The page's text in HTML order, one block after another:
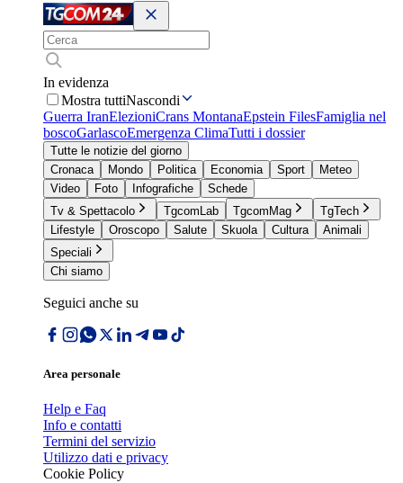
In evidenza
Mostra tuttiNascondi
Guerra IranElezioniCrans MontanaEpstein FilesFamiglia nel
boscoGarlascoEmergenza ClimaTutti i dossier
Tutte le notizie del giorno
Cronaca
Mondo Politica Economia Sport
Meteo
Video
Foto Infografiche
Schede
Tv & Spettacolo
TgcomLab TgcomMag
TgTech
Lifestyle
Oroscopo Salute Skuola Cultura
Animali
Speciali
Chi siamo
Seguici anche su
Area personale
Help e Faq
Info e contatti
Termini del servizio
Utilizzo dati e privacy
Cookie Policy